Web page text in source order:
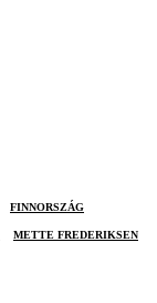
FINNORSZÁG
METTE FREDERIKSEN